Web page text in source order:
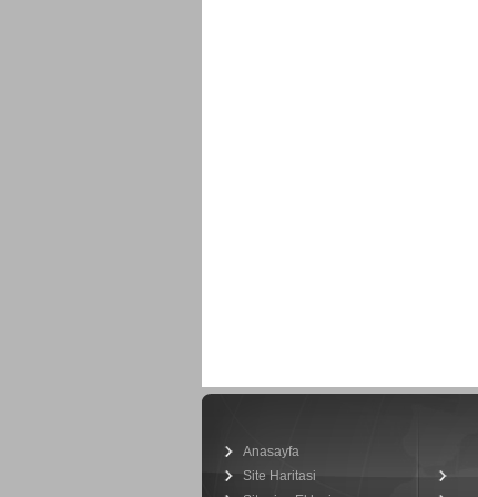
Anasayfa
Site Haritasi